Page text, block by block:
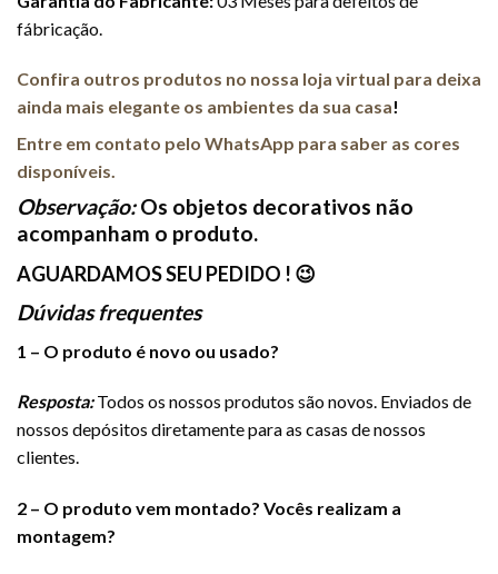
fábricação.
Confira outros produtos no nossa loja virtual para deixa
ainda mais elegante os ambientes da sua casa!
Entre em contato pelo WhatsApp para saber as cores
disponíveis.
Observação:Os objetos decorativos não
acompanham o produto.
AGUARDAMOS SEU PEDIDO ! 😉
Dúvidas frequentes
1 – O produto é novo ou usado?
Resposta:Todos os nossos produtos são novos. Enviados de
nossos depósitos diretamente para as casas de nossos
clientes.
2 – O produto vem montado? Vocês realizam a
montagem?